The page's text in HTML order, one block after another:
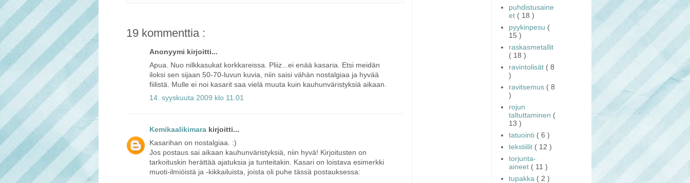
19 kommenttia :
Anonyymi kirjoitti...
Apua. Nuo nilkkasukat korkkareissa. Pliiz...ei enää kasaria. Etsi meidän
iloksi sen sijaan 50-70-luvun kuvia, niin saisi vähän nostalgiaa ja hyvää
fiilistä. Mulle ei noi kasarit saa vielä muuta kuin kauhunväristyksiä aikaan.
14. syyskuuta 2009 klo 11.01
Kemikaalikimara kirjoitti...
Kasarihan on nostalgiaa. :)
Jos postaus sai aikaan kauhunväristyksiä, niin hyvä! Kirjoitusten on
tarkoituskin herättää ajatuksia ja tunteitakin. Kasari on loistava esimerkki
muoti-ilmiöistä ja -kikkailuista, joista oli puhe tässä postauksessa:
puhdistusaine
et ( 18 )
pyykinpesu (
15 )
raskasmetallit
( 18 )
ravintolisät ( 8
)
ravitsemus ( 8
)
rojun
taltuttaminen (
13 )
tatuointi ( 6 )
tekstiilit ( 12 )
torjunta-
aineet ( 11 )
tupakka ( 2 )